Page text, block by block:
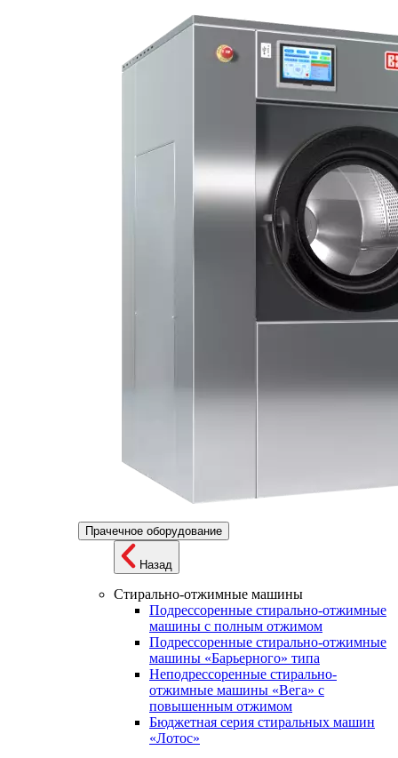
Прачечное оборудование
Назад
Стирально-отжимные машины
Подрессоренные стирально-отжимные
машины с полным отжимом
Подрессоренные стирально-отжимные
машины «Барьерного» типа
Неподрессоренные стирально-
отжимные машины «Вега» с
повышенным отжимом
Бюджетная серия стиральных машин
«Лотос»